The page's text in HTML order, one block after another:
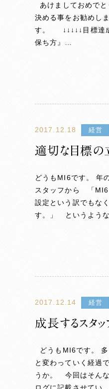
あけましておめで
決める事をお勧めし
す。 ↓↓↓↓↓目標達成
保ち方』…
2017.12.18 経営
適切な目標の
どうもMI6です。 年
スタッフから 「MI6
設定という訳でもな
す。」 というよう
2017.12.14 経営
成長するスタ
どうもMI6です。
と変わっていく経過
うか。 今回はそん
ログに記載させてい…